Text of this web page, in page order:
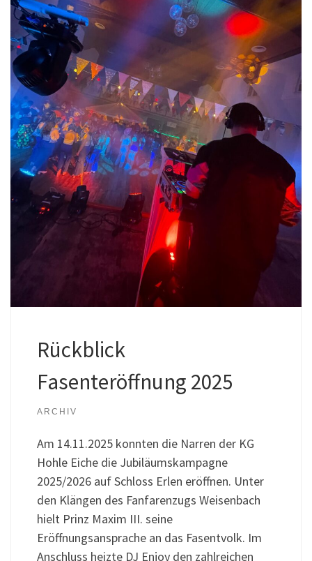
Rückblick
Fasenteröffnung 2025
ARCHIV
Am 14.11.2025 konnten die Narren der KG
Hohle Eiche die Jubiläumskampagne
2025/2026 auf Schloss Erlen eröffnen. Unter
den Klängen des Fanfarenzugs Weisenbach
hielt Prinz Maxim III. seine
Eröffnungsansprache an das Fasentvolk. Im
Anschluss heizte DJ Enjoy den zahlreichen